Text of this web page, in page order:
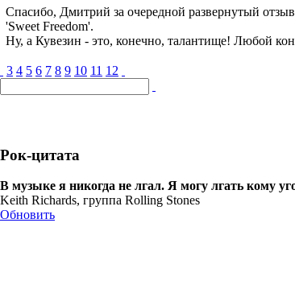
Спасибо, Дмитрий за очередной развернутый
'Sweet Freedom'.
Ну, а Кувезин - это, конечно, талантище! Любой
3 4 5 6 7 8 9 10 11 12
Рок-цитата
В музыке я никогда не лгал. Я могу лгать кому
Keith Richards, группа Rolling Stones
Обновить